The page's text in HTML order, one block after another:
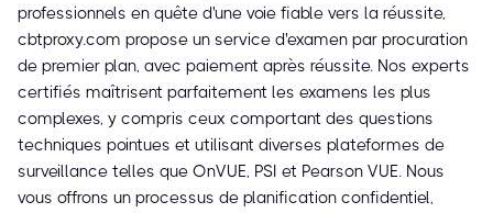
professionnels en quête d'une voie fiable vers la réussite,
cbtproxy.com propose un service d'examen par procuration
de premier plan, avec paiement après réussite. Nos experts
certifiés maîtrisent parfaitement les examens les plus
complexes, y compris ceux comportant des questions
techniques pointues et utilisant diverses plateformes de
surveillance telles que OnVUE, PSI et Pearson VUE. Nous
vous offrons un processus de planification confidentiel,